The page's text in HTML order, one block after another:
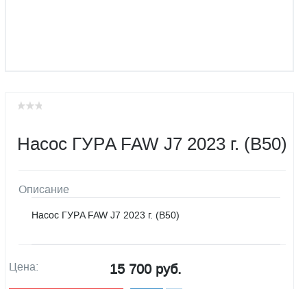
Насос ГУРA FAW J7 2023 г. (B50)
Описание
Насос ГУРA FAW J7 2023 г. (B50)
Цена: 15 700 руб.